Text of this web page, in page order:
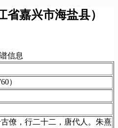
嘉兴市海盐县）
信息
）
僚，行二十二，唐代人。朱熹